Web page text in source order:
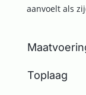
aanvoelt als
Toplaag